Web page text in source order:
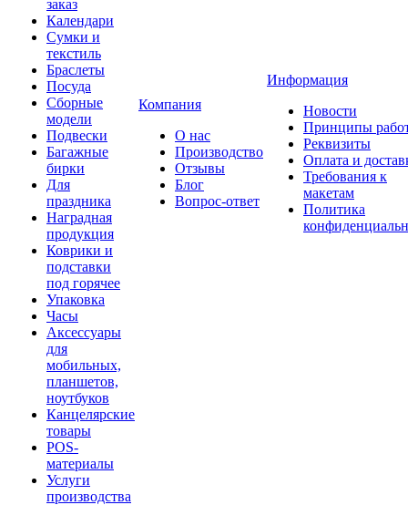
заказ
Календари
Сумки и
текстиль
Браслеты
Посуда
Сборные
модели
Подвески
Багажные
бирки
Для
праздника
Наградная
продукция
Коврики и
подставки
под горячее
Упаковка
Часы
Аксессуары
для
мобильных,
планшетов,
ноутбуков
Канцелярские
товары
POS-
материалы
Услуги
производства
Компания
О нас
Производство
Отзывы
Блог
Вопрос-ответ
Информация
Новости
Принципы
Реквизиты
Оплата и
Требования к
макетам
Политика